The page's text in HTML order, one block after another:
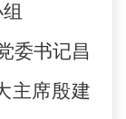
委书记昌
主席殷建